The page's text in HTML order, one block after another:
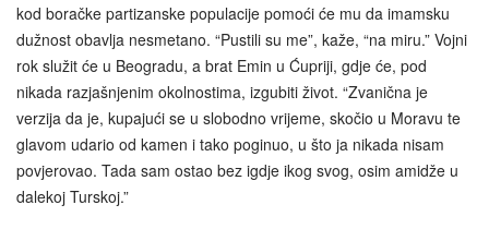
kod boračke partizanske populacije pomoći će mu da imamsku
dužnost obavlja nesmetano. “Pustili su me”, kaže, “na miru.” Vojni
rok služit će u Beogradu, a brat Emin u Ćupriji, gdje će, pod
nikada razjašnjenim okolnostima, izgubiti život. “Zvanična je
verzija da je, kupajući se u slobodno vrijeme, skočio u Moravu te
glavom udario od kamen i tako poginuo, u što ja nikada nisam
povjerovao. Tada sam ostao bez igdje ikog svog, osim amidže u
dalekoj Turskoj.”